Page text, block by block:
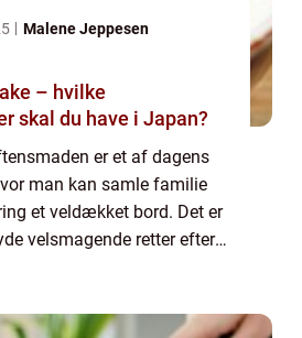
Malene Jeppesen
– hvilke
skal du have i Japan?
er et af dagens
man kan samle familie
et veldækket bord. Det er
velsmagende retter efter